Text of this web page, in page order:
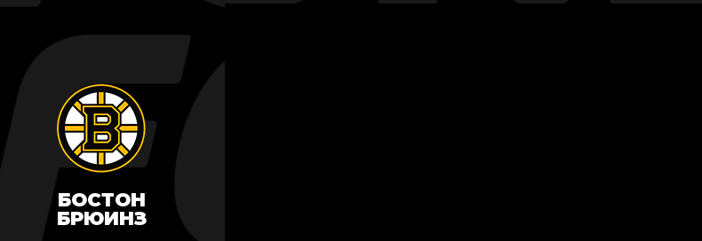
БОСТОН
БРЮИНЗ